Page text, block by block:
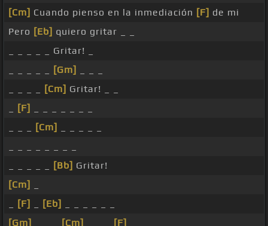
[Cm] Cuando pienso en la inmediación [F] de mi
Pero [Eb] quiero gritar _ _
_ _ _ _ _ Gritar! _
[Gm]
[Cm] Gritar! _ _
[F]
[Cm]
[Bb] Gritar!
[Cm]
[F] [Eb]
[Gm]
[Cm] [F]